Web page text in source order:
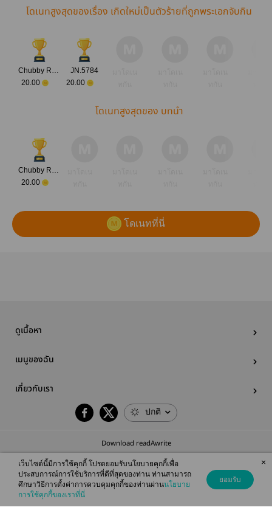
โดเนทสูงสุดของเรื่อง เกิดใหม่เป็นตัวร้ายที่ถูกพระเอกจับกิน
Chubby Rabbit
20.00
JN.5784
20.00
โดเนทสูงสุดของ บทนำ
Chubby Rabbit
20.00
โดเนทที่นี่
ดูเนื้อหา
เมนูของฉัน
เกี่ยวกับเรา
ปกติ
Download readAwrite
© 2026 readAwrite.com by MEB Corporation Public Company Limited
This site is protected by reCAPTCHA and the Google
เว็บไซต์นี้มีการใช้คุกกี้ โปรดยอมรับนโยบายคุกกี้เพื่อ
ประสบการณ์การใช้บริการที่ดีที่สุดของท่าน ท่านสามารถ
ศึกษาวิธีการตั้งค่าการควบคุมคุกกี้ของท่านผ่านนโยบาย
การใช้คุกกี้ของเราที่นี่
ยอมรับ
×